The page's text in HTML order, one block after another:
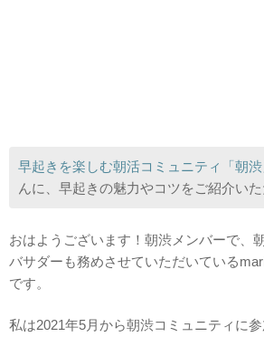
早起きを楽しむ朝活コミュニティ「朝渋
んに、早起きの魅力やコツをご紹介い
おはようございます！朝渋メンバーで、
バサダーも務めさせていただいている
です。
私は2021年5月から朝渋コミュニティに